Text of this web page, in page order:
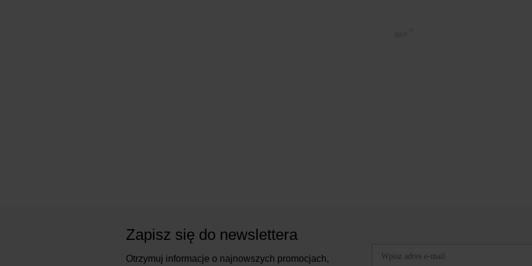
Zapisz się do newslettera
Otrzymuj informacje o najnowszych promocjach,